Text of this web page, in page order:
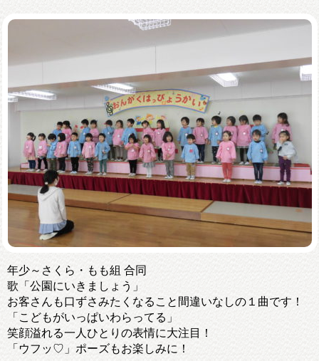
年少～さくら・もも組 合同
歌「公園にいきましょう」
お客さんも口ずさみたくなること間違いなしの１曲です！
「こどもがいっぱいわらってる」
笑顔溢れる一人ひとりの表情に大注目！
「ウフッ♡」ポーズもお楽しみに！